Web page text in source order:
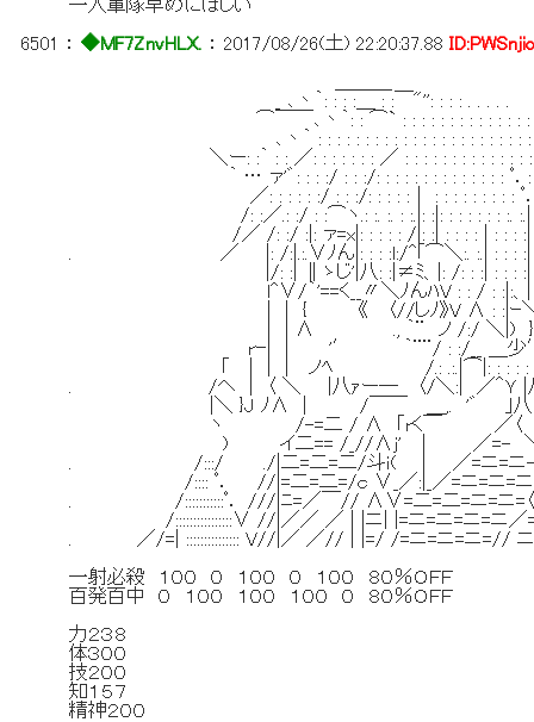
一人軍隊早めにほしい
6501
：◆MF7ZnvHLX. ：2017/08/26(土) 22:20:37.88
_ ､丶｀: : : :＿ : :￣"'': : : : . . . . .
⌒￣￣､丶｀: : ⌒` : : : : : : : : : : : : : :
､丶｀ : : : : : : : : : : : : : : : : : : : : : : : :
＼ー: :｀ : : ／: : : : : : : ／ : : : : : : : : : : : : : : :
｀ … ァ'゛: : : :/ : : :/: : : : : : : : : : : : : : ﾟ．: : :
／: : : : : :/ : : :/: : : : :｜ : : : : : : : : : ﾟ．: : :
/: :／.: :/ : :⌒ヽ.: :. :. : :.|: :|: : : : : : : :. :.| : :
/／ /: :/ :|: ァ=x|: : : : : /|: :| : : : : | : : : :| : :
. ／ |: /:|.:.∨ﾉん|: : : :l:/^｢⌒＼:. :.| : : : :| : :
|/: :| ∥ゝじ'|八: :|≠ﾐ、|: /: : :| : : : :| : :
l^∨/｀'==く__〃＼ﾉんﾊV : : / : :|:、| : :
| ｜ { 《 〈//しﾉ》V Λ : :|ｰ＼ : :
| | Λ ., ｀¨ ノ /:/ ＼|) } : : :
rｰ| | '′ ｀¨¨/ : :/__ ＿少′: : :
｢ | | | ノﾍ /.: .:.|⌒|: : : : : : : :|＼:ト―― 力
. /ヘ | 〈 ＼ |八ｧー― 〈/＼:| ／＾Ｙ |
|＼ }J ﾉΛ | /￣￣ ＿,. '゛ ｣八
ヽ /-=二 / Λ ｢rく￣ ／〈 射撃Ａ 仕
) イ二== /_//Λj' ｜ ／=-
. /:::/ ./|二=二=二/斗ｉ( | ／=ニ=ニ-⌒＼
/:::: ﾟ． //|=二=二=/ｃ ∨_／:|_／=ニ=ニ
. /:::::::::::ﾟ． ///|ﾆ=／￣// Λ∨=二=二=ニ=ニ=
/::::::::::::::::∨ //|／／ ／ | |ニ| |=ニ=ニ=ニ=ニ／
. ／/=| ::::::::::::::: V//|／ ／// | |=/ /=ニ=ニ=ニ=// ニ
一射必殺 １００ ０ １００ ０ １００ ８０％ＯＦＦ
百発百中 ０ １００ １００ １００ ０ ８０％ＯＦＦ
力２３８
体３００
技２００
知１５７
精神２００